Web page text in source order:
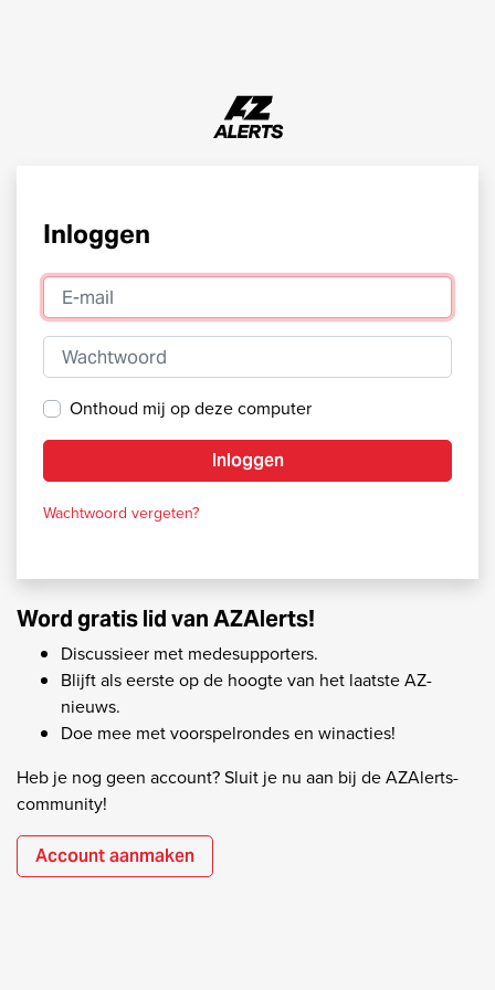
Inloggen
E-mail
Wachtwoord
Onthoud mij op deze computer
Inloggen
Wachtwoord vergeten?
Word gratis lid van AZAlerts!
Discussieer met medesupporters.
Blijft als eerste op de hoogte van het laatste AZ-
nieuws.
Doe mee met voorspelrondes en winacties!
Heb je nog geen account? Sluit je nu aan bij de AZAlerts-
community!
Account aanmaken